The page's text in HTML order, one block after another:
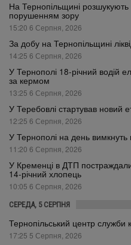
На Тернопільщині розшукують
порушенням зору
15:20 6 Серпня, 2026
За добу на Тернопільщині
14:25 6 Серпня, 2026
У Тернополі 18-річний водій
за кермом
13:25 6 Серпня, 2026
У Теребовлі стартував новий
12:25 6 Серпня, 2026
У Тернополі на день
11:20 6 Серпня, 2026
У Кременці в ДТП
14-річний хлопець
10:05 6 Серпня, 2026
СЕРЕДА, 5 СЕРПНЯ
Тернопільський центр служби
17:25 5 Серпня, 2026